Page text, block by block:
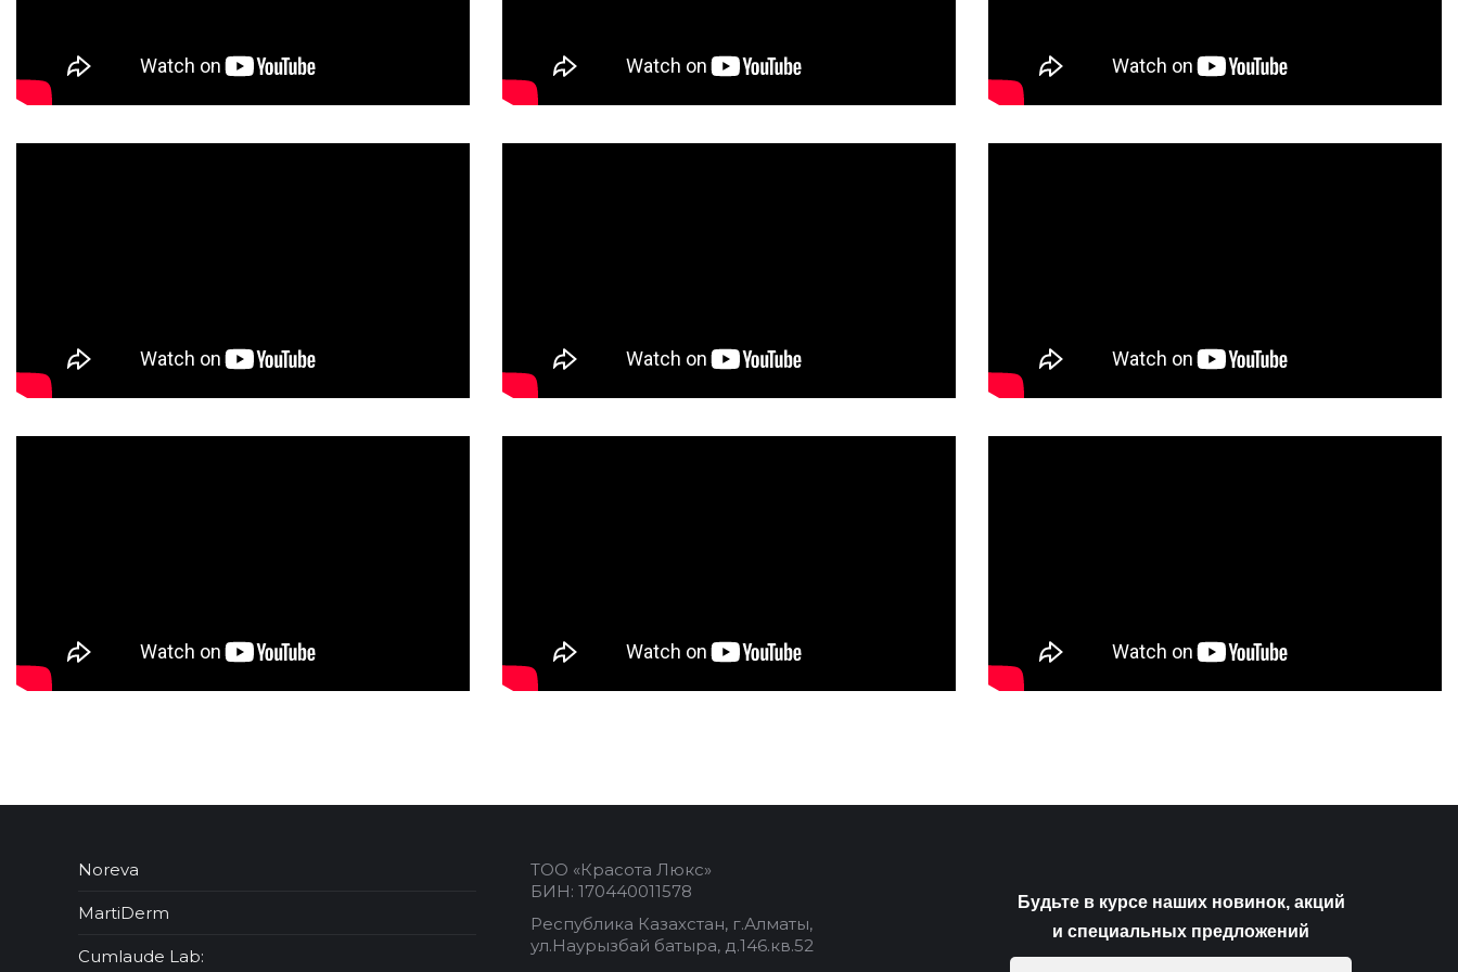
Noreva
MartiDerm
Cumlaude Lab:
ТОО «Красота Люкс»
БИН: 170440011578
Республика Казахстан, г.Алматы,
ул.Наурызбай батыра, д.146.кв.52
Будьте в курсе наших новинок, акций
и специальных предложений